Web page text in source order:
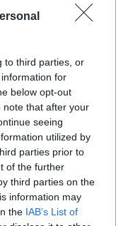
to third parties, or
for
below opt-out
note that after your
seeing
utilized by
parties prior to
of the further
third parties on the
information may
the IAB’s List of
anxhela